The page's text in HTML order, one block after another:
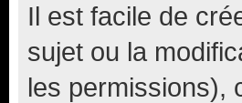
Il est facile de
sujet ou la
les permissions),